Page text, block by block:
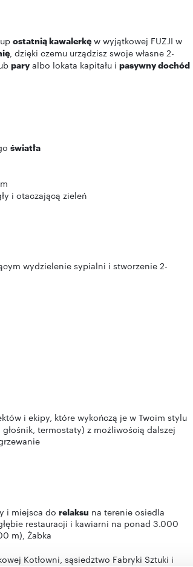
ostatnią kawalerkę w wyjątkowej FUZJI w
, dzięki czemu urządzisz swoje własne 2-
pary albo lokata kapitału i pasywny dochód
światła
i otaczającą zieleń
wydzielenie sypialni i stworzenie 2-
i ekipy, które wykończą je w Twoim stylu
termostaty) z możliwością dalszej
i miejsca do relaksu na terenie osiedla
restauracji i kawiarni na ponad 3.000
m), Żabka
Kotłowni, sąsiedztwo Fabryki Sztuki i